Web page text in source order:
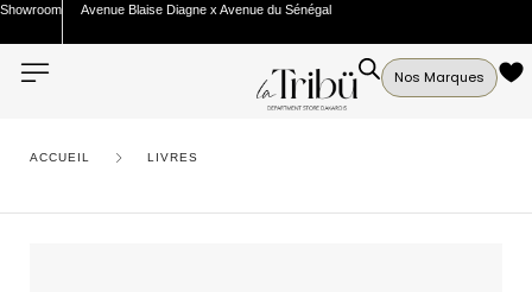
Showroom Avenue Blaise Diagne x Avenue du Sénégal
Nos Marques
ACCUEIL LIVRES